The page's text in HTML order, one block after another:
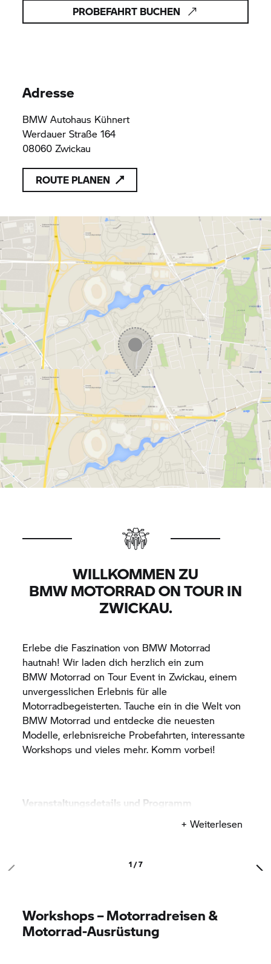
PROBEFAHRT BUCHEN
Adresse
BMW Autohaus Kühnert
Werdauer Straße 164
08060 Zwickau
ROUTE PLANEN
WILLKOMMEN ZU
BMW MOTORRADON TOUR IN
ZWICKAU.
Erlebe die Faszination von BMW Motorrad
hautnah! Wir laden dich herzlich ein zum
BMW Motorrad on Tour Event in Zwickau, einem
unvergesslichen Erlebnis für alle
Motorradbegeisterten. Tauche ein in die Welt von
BMW Motorrad und entdecke die neuesten
Modelle, erlebnisreiche Probefahrten, interessante
Workshops und vieles mehr. Komm vorbei!
Veranstaltungsdetails und Programm
on Tour Event findet am 29.
Veranstaltungsort bietet einen traumhaften Blick
Teilnahme am Event ist kostenlos.
+ Weiterlesen
1 / 7
Workshops – Motorradreisen &
Motorrad-Ausrüstung